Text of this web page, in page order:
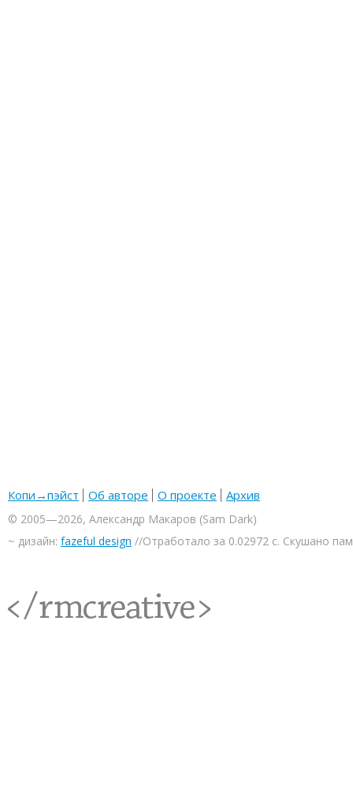
Копи→пэйст Об авторе О проекте Архив
© 2005—2026, Александр Макаров (Sam Dark)
~ дизайн: fazeful design //Отработало за 0.02972 с. Скушано
<rmcreative/>